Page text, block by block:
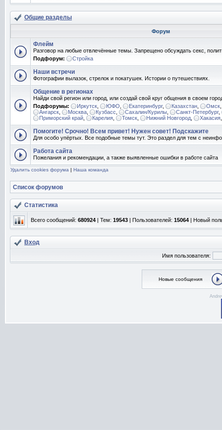
Общие разделы
Форум
Флейм
Разговор на любые отвлечённые темы. Запрещено обсуждать секс,
Подфорум:
Стройка
Наши встречи
Фотографии вылазок, стрелок и покатушек. Истории о путешествиях.
Общение в регионах
Найди свой регион или город, или создай свой круг общения в своем
Подфорумы:
Иркутск ЮФО Екатеринбург, Казахстан Омск
Ангарск
Москва Кузбасс Сахалин/Курилы Санкт-Петербург,
Приморский край
Карелия Томск Нижний Новгород Хакасия
Помогите! Срочно! Всем привет! Нужен совет! Подскажите
Для особо упёртых. Все подобные темы тут. Это раздел для тем с
Работа сайта
Пожелания и рекомендации, а также выявленные ошибки в работе сайта
Удалить cookies форума | Наша команда
Список форумов
Статистика
Всего сообщений: 680924 | Тем: 19543 | Пользователей: 15064 | Новый
Вход
Имя пользователя:
Новые сообщения